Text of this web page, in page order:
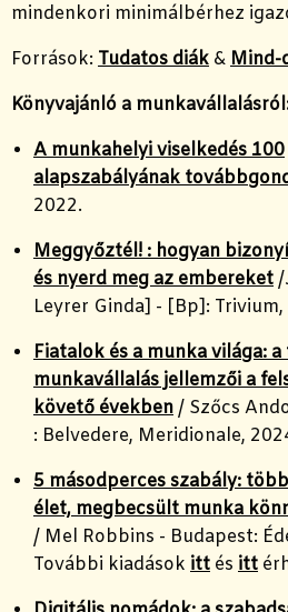
mindenkori minimálbérhez
Források: Tudatos diák &Mind-
Könyvajánló a
A munkahelyi viselkedés 100
alapszabályának
2022.
Meggyőztél! : hogyan
és nyerd meg az embereket/
Leyrer Ginda] - [Bp]:
Fiatalok és a munka világa:
munkavállalás jellemzői a
követő években/ Szőcs
: Belvedere, Meridionale,
5 másodperces szabály:
élet, megbecsült munka
/ Mel Robbins - Budapest:
További kiadások itt és itt